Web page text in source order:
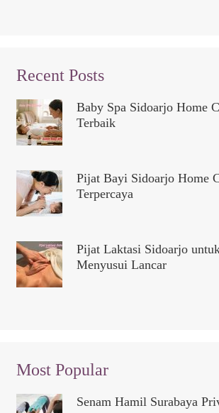
Recent Posts
Baby Spa Sidoarjo Home
Terbaik
Pijat Bayi Sidoarjo Home
Terpercaya
Pijat Laktasi Sidoarjo
Menyusui Lancar
Most Popular
Senam Hamil Surabaya